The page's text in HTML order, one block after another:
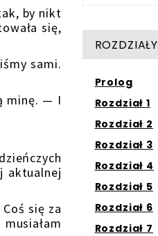
by nikt
się,
sami.
minę. — I
aktualnej
się za
ROZDZIAŁY
Prolog
Rozdział 1
Rozdział 2
Rozdział 3
Rozdział 4
Rozdział 5
Rozdział 6
Rozdział 7